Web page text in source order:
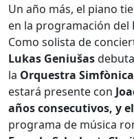
Un año más, el piano
en la programación del
Como solista de
Lukas Geniušas
la Orquestra
estará presente con
años consecutivos, y
programa de música